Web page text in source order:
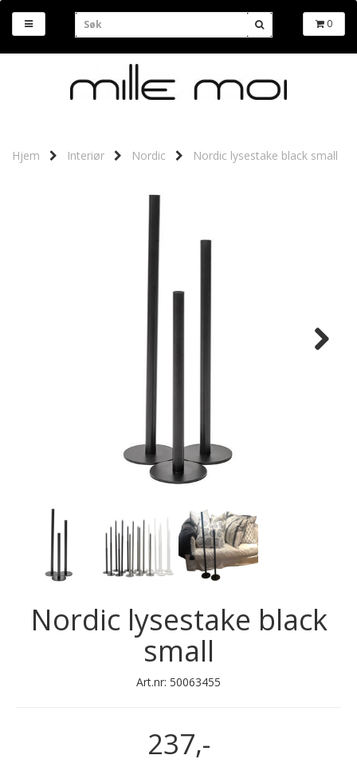
0
Hjem Interiør Nordic Nordic lysestake black small
Nordic lysestake black
small
Art.nr: 50063455
237,-